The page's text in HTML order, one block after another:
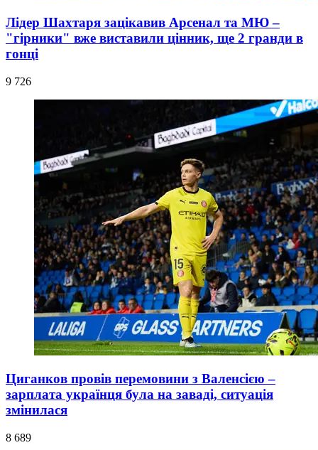
Лідер Шахтаря зацікавив Арсенал та МЮ –
"гірники" вже виставили цінник, ще 2 гранди в
гонці
9 726
Циганков провів перемовини з Валенсією –
зарплата українця була на заваді, ситуація
змінилася
8 689